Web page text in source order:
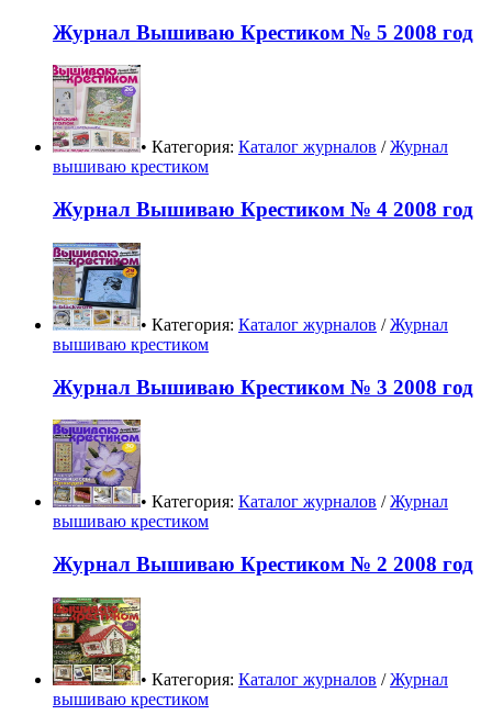
Журнал Вышиваю Крестиком № 5 2008 год
• Категория: Каталог журналов /Журнал
вышиваю крестиком
Журнал Вышиваю Крестиком № 4 2008 год
• Категория: Каталог журналов /Журнал
вышиваю крестиком
Журнал Вышиваю Крестиком № 3 2008 год
• Категория: Каталог журналов /Журнал
вышиваю крестиком
Журнал Вышиваю Крестиком № 2 2008 год
• Категория: Каталог журналов /Журнал
вышиваю крестиком